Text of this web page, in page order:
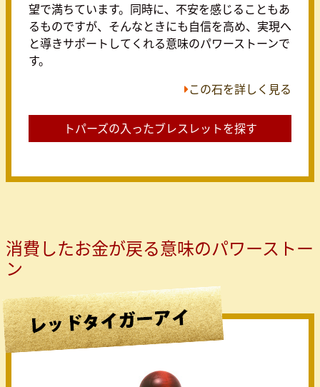
望で満ちています。同時に、不安を感じることもあ
るものですが、そんなときにも自信を高め、実現へ
と導きサポートしてくれる意味のパワーストーンで
す。
この石を詳しく見る
トパーズの入ったブレスレットを探す
消費したお金が戻る意味のパワーストー
ン